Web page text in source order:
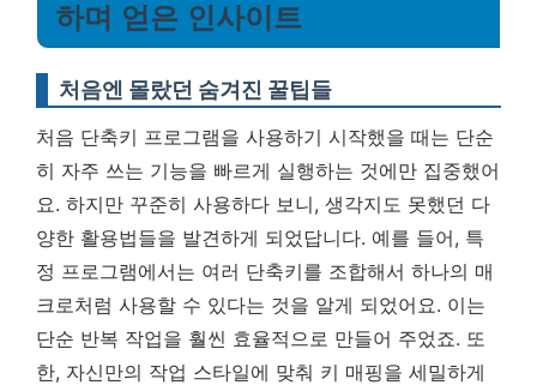
하며 얻은 인사이트
처음엔 몰랐던 숨겨진 꿀팁들
처음 단축키 프로그램을 사용하기 시작했을 때는 단순
히 자주 쓰는 기능을 빠르게 실행하는 것에만 집중했어
요. 하지만 꾸준히 사용하다 보니, 생각지도 못했던 다
양한 활용법들을 발견하게 되었답니다. 예를 들어, 특
정 프로그램에서는 여러 단축키를 조합해서 하나의 매
크로처럼 사용할 수 있다는 것을 알게 되었어요. 이는
단순 반복 작업을 훨씬 효율적으로 만들어 주었죠. 또
한, 자신만의 작업 스타일에 맞춰 키 매핑을 세밀하게